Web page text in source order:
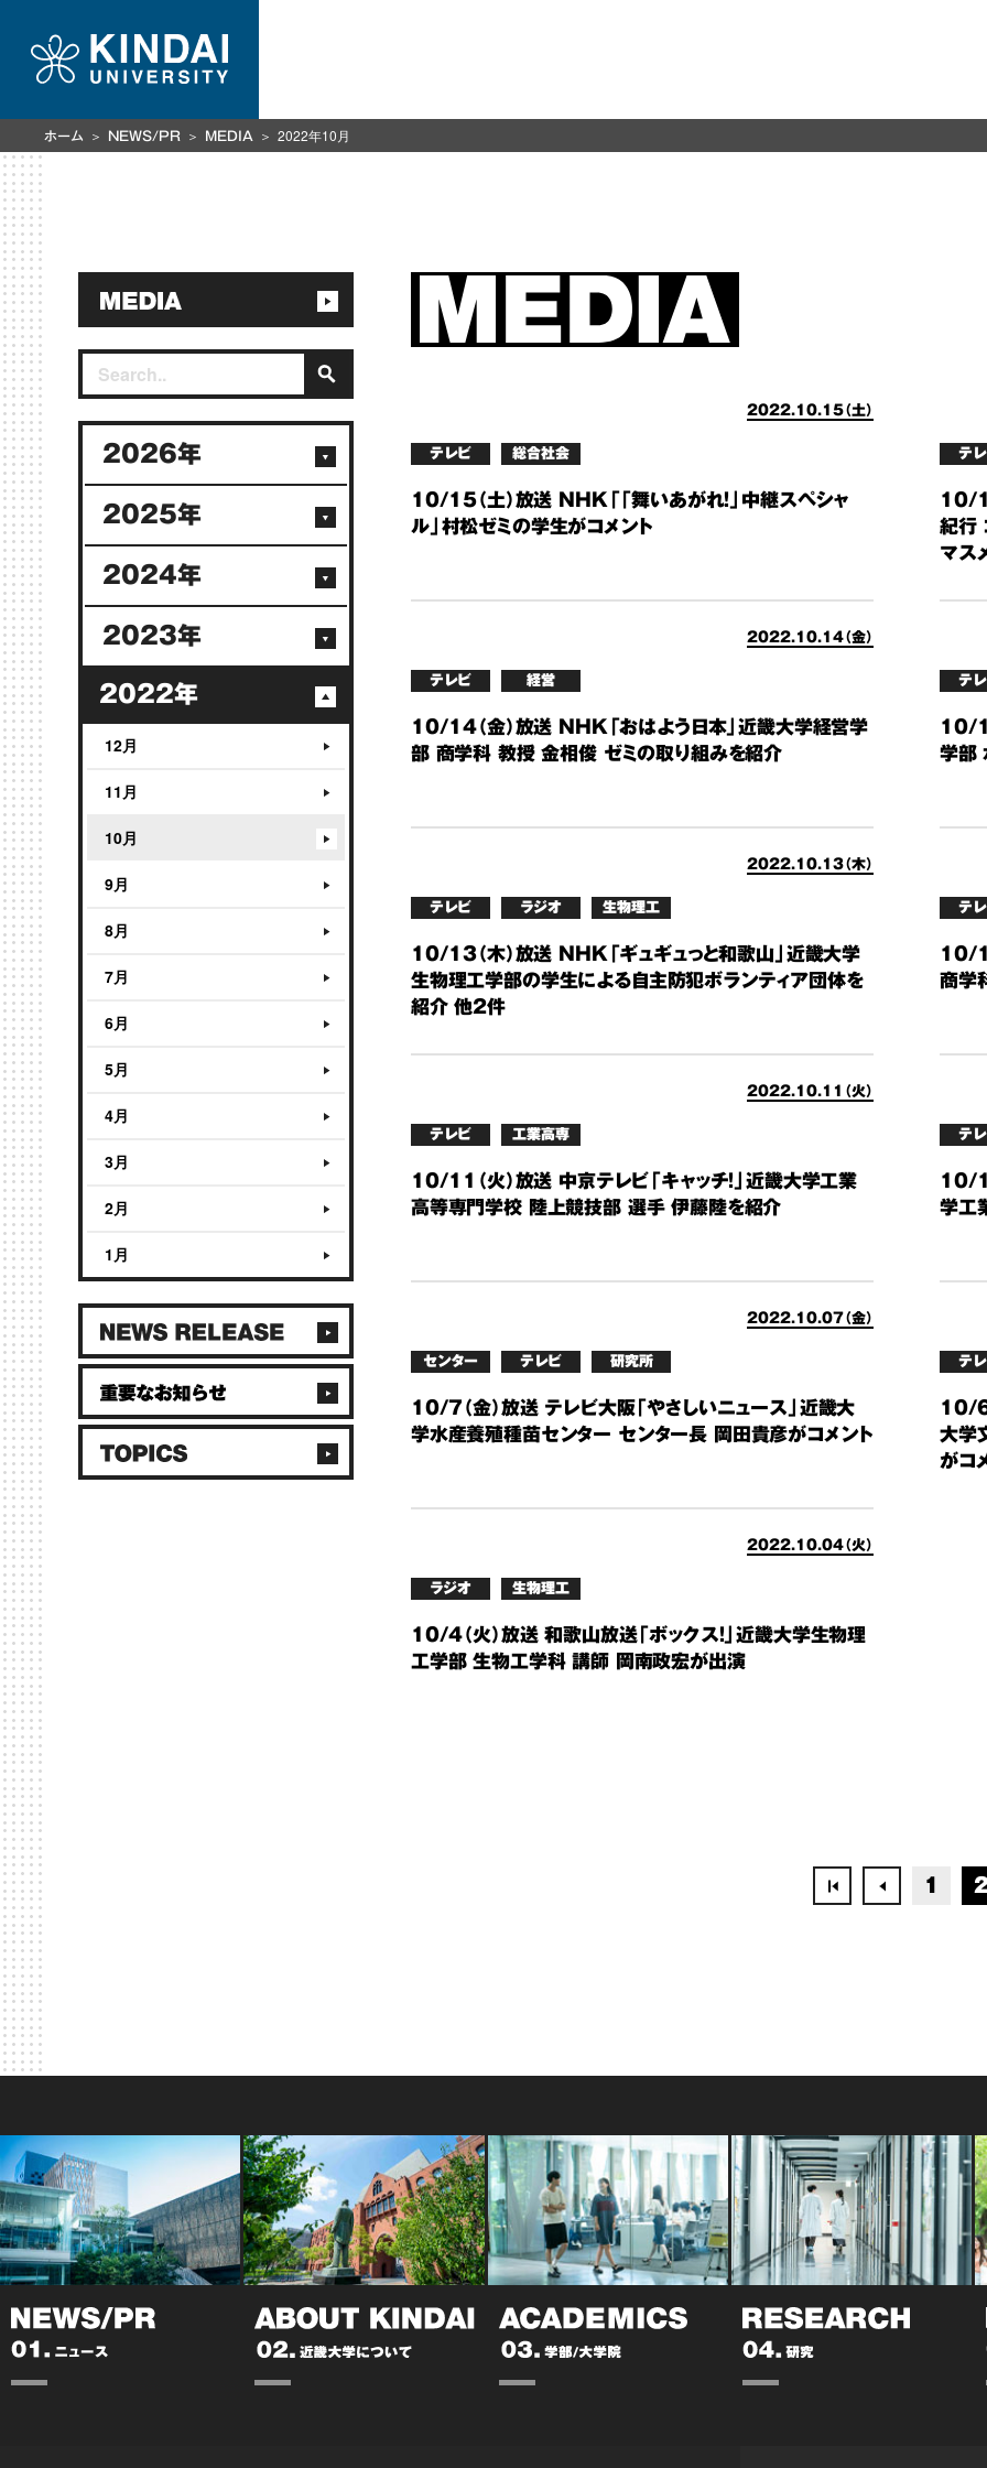
ホーム NEWS/PR MEDIA 2022年10月
2022.10.15（土）
テレビ 総合社会
10/15（土）放送 NHK「「舞いあがれ！」中継スペシャ
ル」村松ゼミの学生がコメント
テ
10/
紀行
マス
2022.10.14（金）
テレビ 経営
10/14（金）放送 NHK「おはよう日本」近畿大学経営学
部 商学科 教授 金相俊 ゼミの取り組みを紹介
テ
10/
学部
2022.10.13（木）
テレビ ラジオ 生物理工
10/13（木）放送 NHK「ギュギュっと和歌山」近畿大学
生物理工学部の学生による自主防犯ボランティア団体を
紹介 他2件
テ
10/
商学
2022.10.11（火）
テレビ 工業高専
10/11（火）放送 中京テレビ「キャッチ！」近畿大学工業
高等専門学校 陸上競技部 選手 伊藤陸を紹介
テ
10/
学工
2022.10.07（金）
センター テレビ 研究所
10/7（金）放送 テレビ大阪「やさしいニュース」近畿大
学水産養殖種苗センター センター長 岡田貴彦がコメント
テ
10/6
大学
がコ
2022.10.04（火）
ラジオ 生物理工
10/4（火）放送 和歌山放送「ボックス！」近畿大学生物理
工学部 生物工学科 講師 岡南政宏が出演
1
2026年
2025年
2024年
2023年
2022年
12月
11月
10月
9月
8月
7月
6月
5月
4月
3月
2月
1月